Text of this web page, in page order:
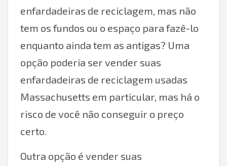
enfardadeiras de reciclagem, mas não
tem os fundos ou o espaço para fazê-lo
enquanto ainda tem as antigas? Uma
opção poderia ser vender suas
enfardadeiras de reciclagem usadas
Massachusetts em particular, mas há o
risco de você não conseguir o preço
certo.
Outra opção é vender suas